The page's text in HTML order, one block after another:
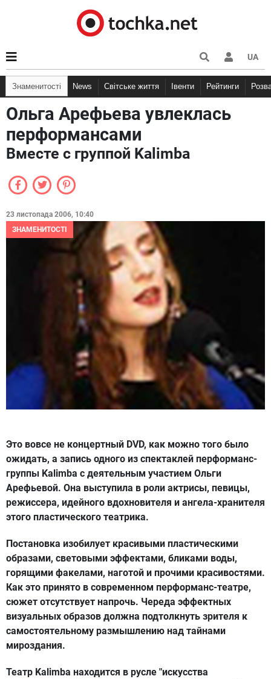
UA
Знаменитості News Світське життя Івенти Рейтинги
Ольга Арефьева увлеклась
перформансами
Вместе с группой Kalimba
23 листопада 2006, 10:40
ЗНАМЕНИТОСТІ
Это вовсе не концертный DVD, как можно того было
ожидать, а запись одного из спектаклей перформанс-
группы Kalimba с деятельным участием Ольги
Арефьевой. Она выступила в роли актрисы, певицы,
режиссера, идейного вдохновителя и ангела-хранителя
этого пластического театрика.
Постановка изобилует красивыми пластическими
образами, световыми эффектами, бликами воды,
горящими факелами, наготой и прочими красивостями.
Как это принято в современном перформанс-театре,
сюжет отсутствует напрочь. Череда эффектных
визуальных образов должна подтолкнуть зрителя к
самостоятельному размышлению над тайнами
мироздания.
Театр Kalimba находится в русле "искусства